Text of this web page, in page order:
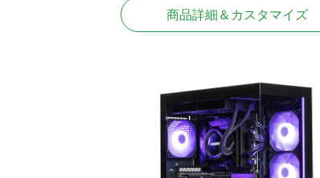
商品詳細＆カスタマイズ